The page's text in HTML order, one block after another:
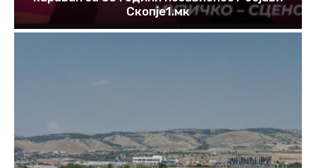
Скопје1.мк